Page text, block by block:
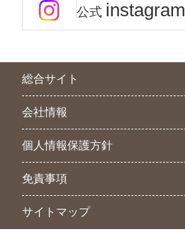
公式 instagram
総合サイト
会社情報
個人情報保護方針
免責事項
サイトマップ